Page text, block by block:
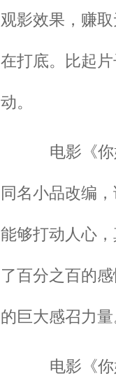
观影效果，赚
在打底。比起
动。
电影《你好
同名小品改编
能够打动人心
了百分之百的
的巨大感召力
电影《你好